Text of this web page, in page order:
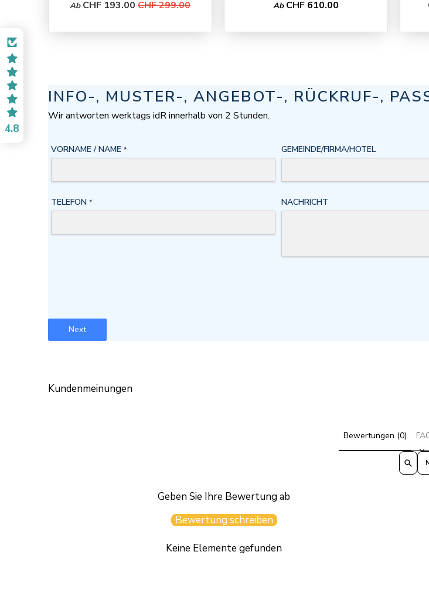
Ab CHF 193.00 CHF 299.00 Ab CHF 610.00
INFO-, MUSTER-, ANGEBOT-, RÜCKRUF-,
Wir antworten werktags idR innerhalb von 2 Stunden.
VORNAME / NAME * GEMEINDE/FIRMA/HOTEL
TELEFON * NACHRICHT
Next
Kundenmeinungen
Bewertungen (0)
Geben Sie Ihre Bewertung ab
Bewertung schreiben
Keine Elemente gefunden
4.8